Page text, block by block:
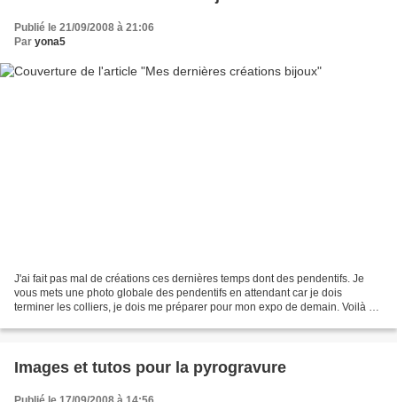
Publié le 21/09/2008 à 21:06
Par yona5
J'ai fait pas mal de créations ces dernières temps dont des pendentifs. Je
vous mets une photo globale des pendentifs en attendant car je dois
terminer les colliers, je dois me préparer pour mon expo de demain. Voilà un
Images et tutos pour la pyrogravure